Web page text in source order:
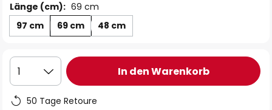
Länge (cm): 69 cm
97 cm
69 cm 48 cm
1 In den Warenkorb
50 Tage Retoure